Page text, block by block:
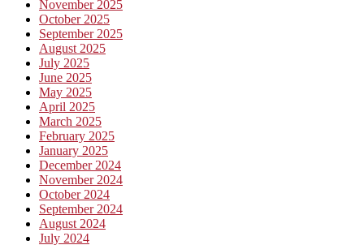
November 2025
October 2025
September 2025
August 2025
July 2025
June 2025
May 2025
April 2025
March 2025
February 2025
January 2025
December 2024
November 2024
October 2024
September 2024
August 2024
July 2024